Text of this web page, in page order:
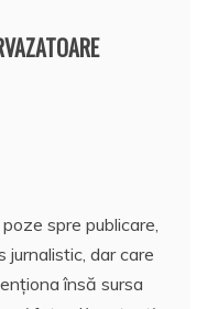
spre publicare,
jurnalistic, dar care
însă sursa